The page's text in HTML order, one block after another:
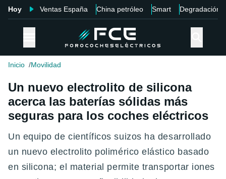
Hoy Ventas España China petróleo Smart Degradación
Inicio Movilidad
Un nuevo electrolito de silicona
acerca las baterías sólidas más
seguras para los coches eléctricos
Un equipo de científicos suizos ha desarrollado
un nuevo electrolito polimérico elástico basado
en silicona; el material permite transportar iones